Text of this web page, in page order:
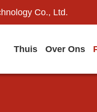
Co., Ltd.
Thuis Over Ons